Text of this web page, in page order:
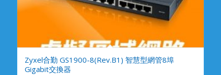
Zyxel合勤 GS1900-8(Rev.B1) 智慧型網管8埠
Gigabit交換器